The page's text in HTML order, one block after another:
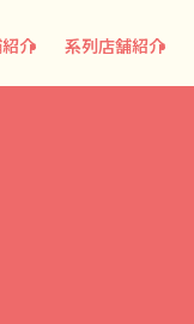
介 系列店舗紹介